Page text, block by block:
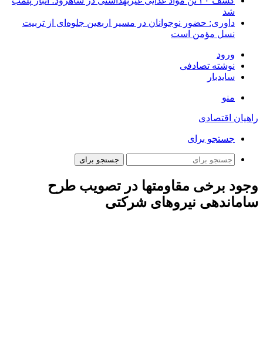
شد
داوری: حضور نوجوانان در مسیر اربعین جلوه‌ای از تربیت
نسل مؤمن است
ورود
نوشته تصادفی
سایدبار
منو
راهیان اقتصادی
جستجو برای
جستجو برای
وجود برخی مقاومتها در تصویب طرح
ساماندهی نیروهای شرکتی